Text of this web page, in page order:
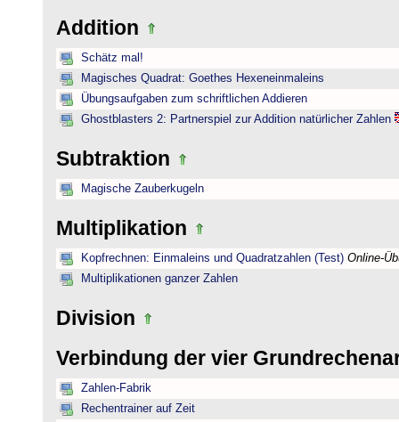
Addition
Schätz mal!
Magisches Quadrat: Goethes Hexeneinmaleins
Übungsaufgaben zum schriftlichen Addieren
Ghostblasters 2: Partnerspiel zur Addition natürlicher Zahlen
Subtraktion
Magische Zauberkugeln
Multiplikation
Kopfrechnen: Einmaleins und Quadratzahlen (Test) Online-
Multiplikationen ganzer Zahlen
Division
Verbindung der vier
Zahlen-Fabrik
Rechentrainer auf Zeit